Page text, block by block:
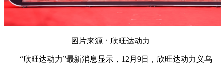
图片来源：欣旺达动力
“欣旺达动力”最新消息显示，12月9日，欣旺达动力义乌